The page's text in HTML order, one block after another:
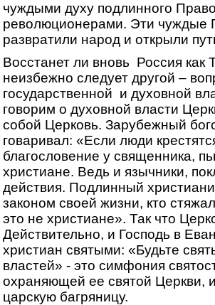
чуждыми духу подлинного
революционерами. Эти чуждые
развратили народ и открыли
Восстанет ли вновь Россия
неизбежно следует другой –
государственной и духовной
говорим о духовной власти
собой Церковь. Зарубежный
говаривал: «Если люди
благословение у священника,
христиане. Ведь и язычники,
действия. Подлинный
законом своей жизни, кто
это не христиане». Так что
Действительно, и Господь в
христиан святыми: «Будьте
властей» - это симфония
охраняющей ее святой Церкви,
царскую багряницу.